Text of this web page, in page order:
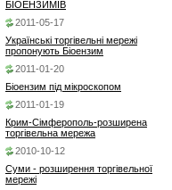
БІОЕНЗИМІВ
2011-05-17
Українські торгівельні мережі
пропонують Біоензим
2011-01-20
Біоензим під мікроскопом
2011-01-19
Крим-Сімферополь-розширена
торгівельна мережа
2010-10-12
Суми - розширення торгівельної
мережі